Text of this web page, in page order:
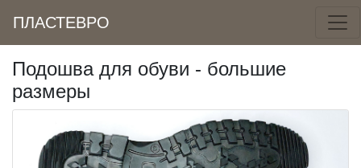
ПЛАСТЕВРО
Подошва для обуви - большие
размеры